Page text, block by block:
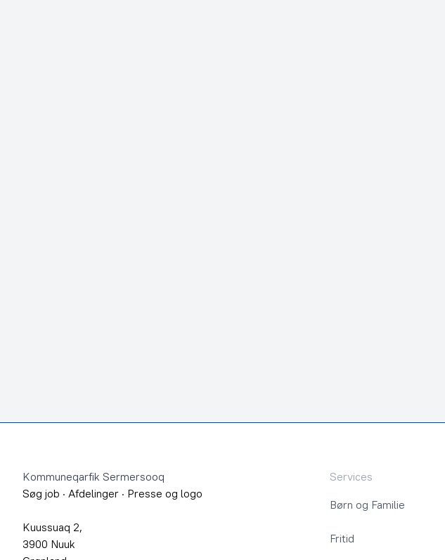
Kommuneqarfik Sermersooq
Søg job · Afdelinger · Presse og logo
Kuussuaq 2,
3900 Nuuk
Services
Børn og Familie
Fritid